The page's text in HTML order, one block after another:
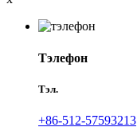
Тэлефон
Тэл.
+86-512-57593213